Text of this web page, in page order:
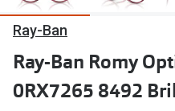
Marken
Ray-Ban
DbyD
Ray-Ban
Ray-Ban Romy
0RX7265 8492